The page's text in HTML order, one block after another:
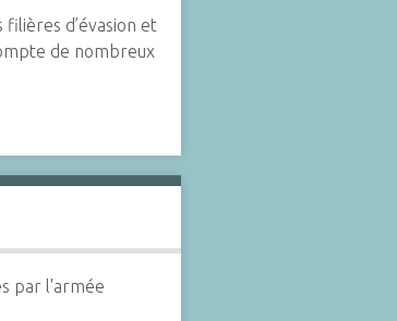
d’évasion et
de nombreux
par l'armée